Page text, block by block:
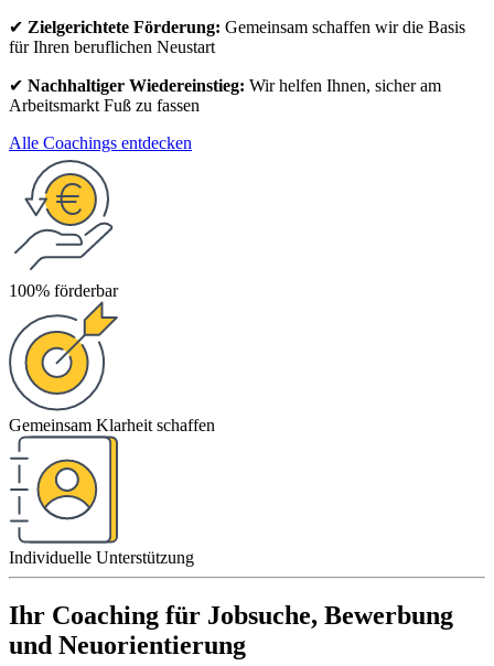
✔ Zielgerichtete Förderung: Gemeinsam schaffen wir die Basis
für Ihren beruflichen Neustart
✔ Nachhaltiger Wiedereinstieg: Wir helfen Ihnen, sicher am
Arbeitsmarkt Fuß zu fassen
Alle Coachings entdecken
100% förderbar
Gemeinsam Klarheit schaffen
Individuelle Unterstützung
Ihr Coaching für Jobsuche, Bewerbung
und Neuorientierung